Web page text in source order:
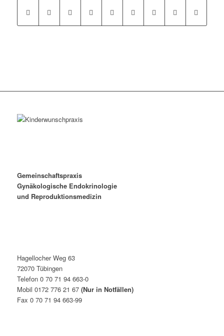
Gemeinschaftspraxis
Gynäkologische Endokrinologie
und Reproduktionsmedizin
Hagellocher Weg 63
72070 Tübingen
Telefon 0 70 71 94 663-0
Mobil 0172 776 21 67 (Nur in Notfällen)
Fax 0 70 71 94 663-99